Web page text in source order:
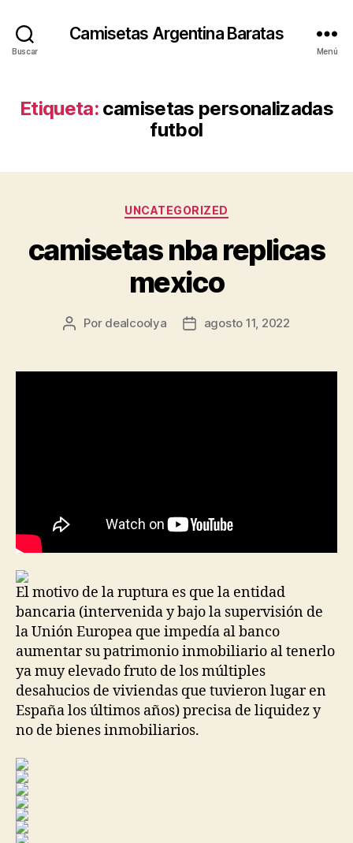
Buscar
Camisetas Argentina Baratas
Menú
Etiqueta: camisetas personalizadas
futbol
Categorías
UNCATEGORIZED
camisetas nba replicas
mexico
Autor
entrada
Por dealcoolya
Fecha
entrada
agosto 11, 2022
El motivo de la ruptura es que la entidad
bancaria (intervenida y bajo la supervisión de
la Unión Europea que impedía al banco
aumentar su patrimonio inmobiliario al tenerlo
ya muy elevado fruto de los múltiples
desahucios de viviendas que tuvieron lugar en
España los últimos años) precisa de liquidez y
no de bienes inmobiliarios.